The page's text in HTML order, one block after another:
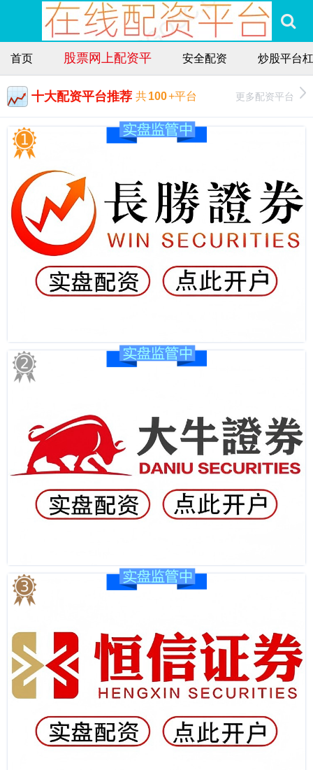
首页 股票网上配资平 安全配资 炒股平台
十大配资平台推荐 共100+平台 更多配资平台